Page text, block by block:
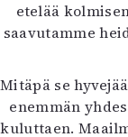
etelää
saavutamme
Mitäpä se
enemmän
kuluttaen.